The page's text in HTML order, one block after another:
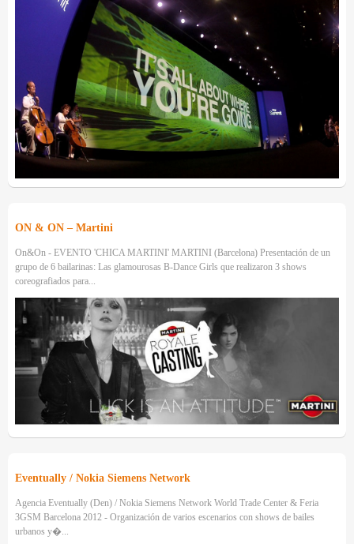
ON & ON – Martini
On&On - EVENTO 'CHICA MARTINI' MARTINI (Barcelona) Presentación de un
grupo de 6 bailarinas: Las glamourosas B-Dance Girls que realizaron 3 shows
coreografiados para...
Eventually / Nokia Siemens Network
Agencia Eventually (Den) / Nokia Siemens Network World Trade Center & Feria
3GSM Barcelona 2012 - Organización de varios escenarios con shows de bailes
urbanos y�...